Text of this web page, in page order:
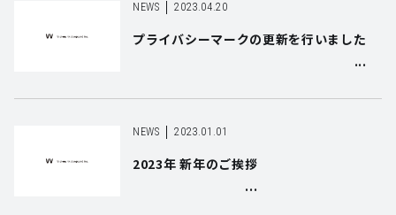
NEWS 2023.04.20
プライバシーマークの更新を行いました
NEWS 2023.01.01
2023年 新年のご挨拶